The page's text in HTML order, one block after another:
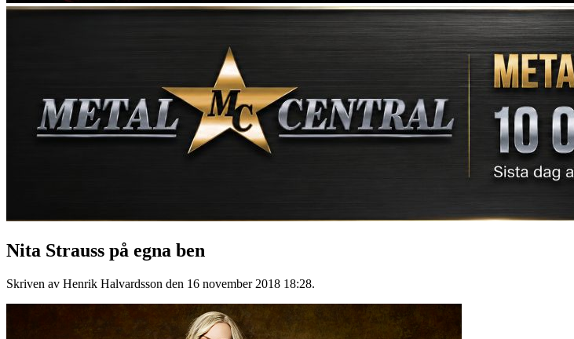
Nita Strauss på egna ben
Skriven av Henrik Halvardsson den 16 november 2018 18:28.